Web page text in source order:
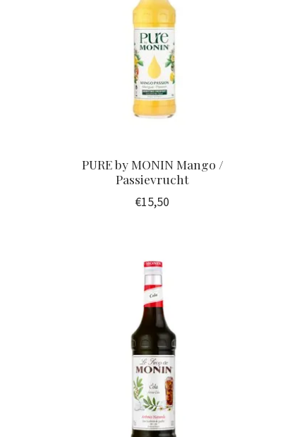
PURE by MONIN Mango /
Passievrucht
€15,50